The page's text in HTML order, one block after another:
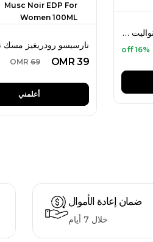
OMR 39
OMR 69
أعلمني
كارولينا هيريرا 212 أو دو تواليت 100 مل للرجال
16% off
ضمان إعادة الأموال
خلال 7 أيام